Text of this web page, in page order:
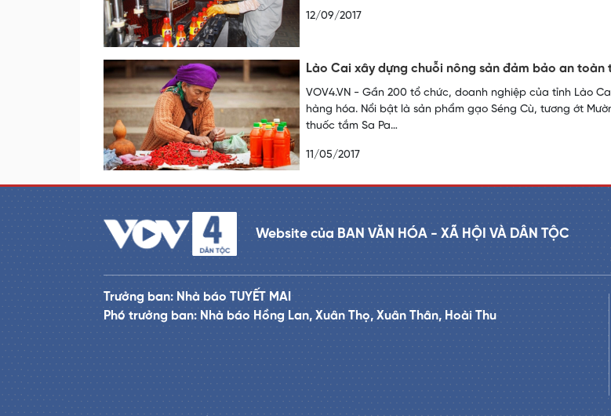
12/09/2017
Lào Cai xây dựng chuỗi nông sản đảm bảo an toàn
VOV4.VN - Gần 200 tổ chức, doanh nghiệp của tỉnh Lào
hàng hóa. Nổi bật là sản phẩm gạo Séng Cù, tương ớt
thuốc tắm Sa Pa…
11/05/2017
Website của BAN VĂN HÓA - XÃ HỘI VÀ DÂN TỘC
Trưởng ban: Nhà báo TUYẾT MAI
Phó trưởng ban: Nhà báo Hồng Lan, Xuân Thọ, Xuân Thân, Hoài Thu